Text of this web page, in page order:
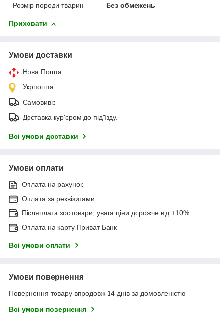
Розмір породи тварин
Без обмежень
Приховати
Умови доставки
Нова Пошта
Укрпошта
Самовивіз
Доставка кур'єром до під'їзду.
Всі умови доставки
Умови оплати
Оплата на рахунок
Оплата за реквізитами
Післяплата зоотовари, увага ціни дорожче від +10%
Оплата на карту Приват Банк
Всі умови оплати
Умови повернення
Повернення товару впродовж 14 днів за домовленістю
Всі умови повернення